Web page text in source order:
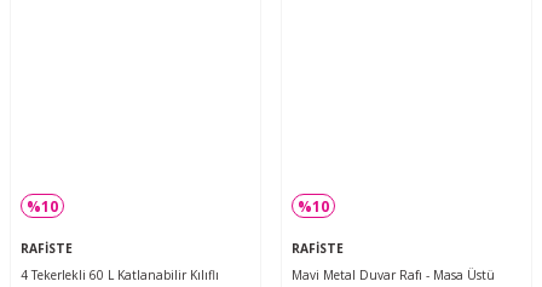
%10
RAFİSTE
4 Tekerlekli 60 L Katlanabilir Kılıflı
%10
RAFİSTE
Mavi Metal Duvar Rafı - Masa Üstü